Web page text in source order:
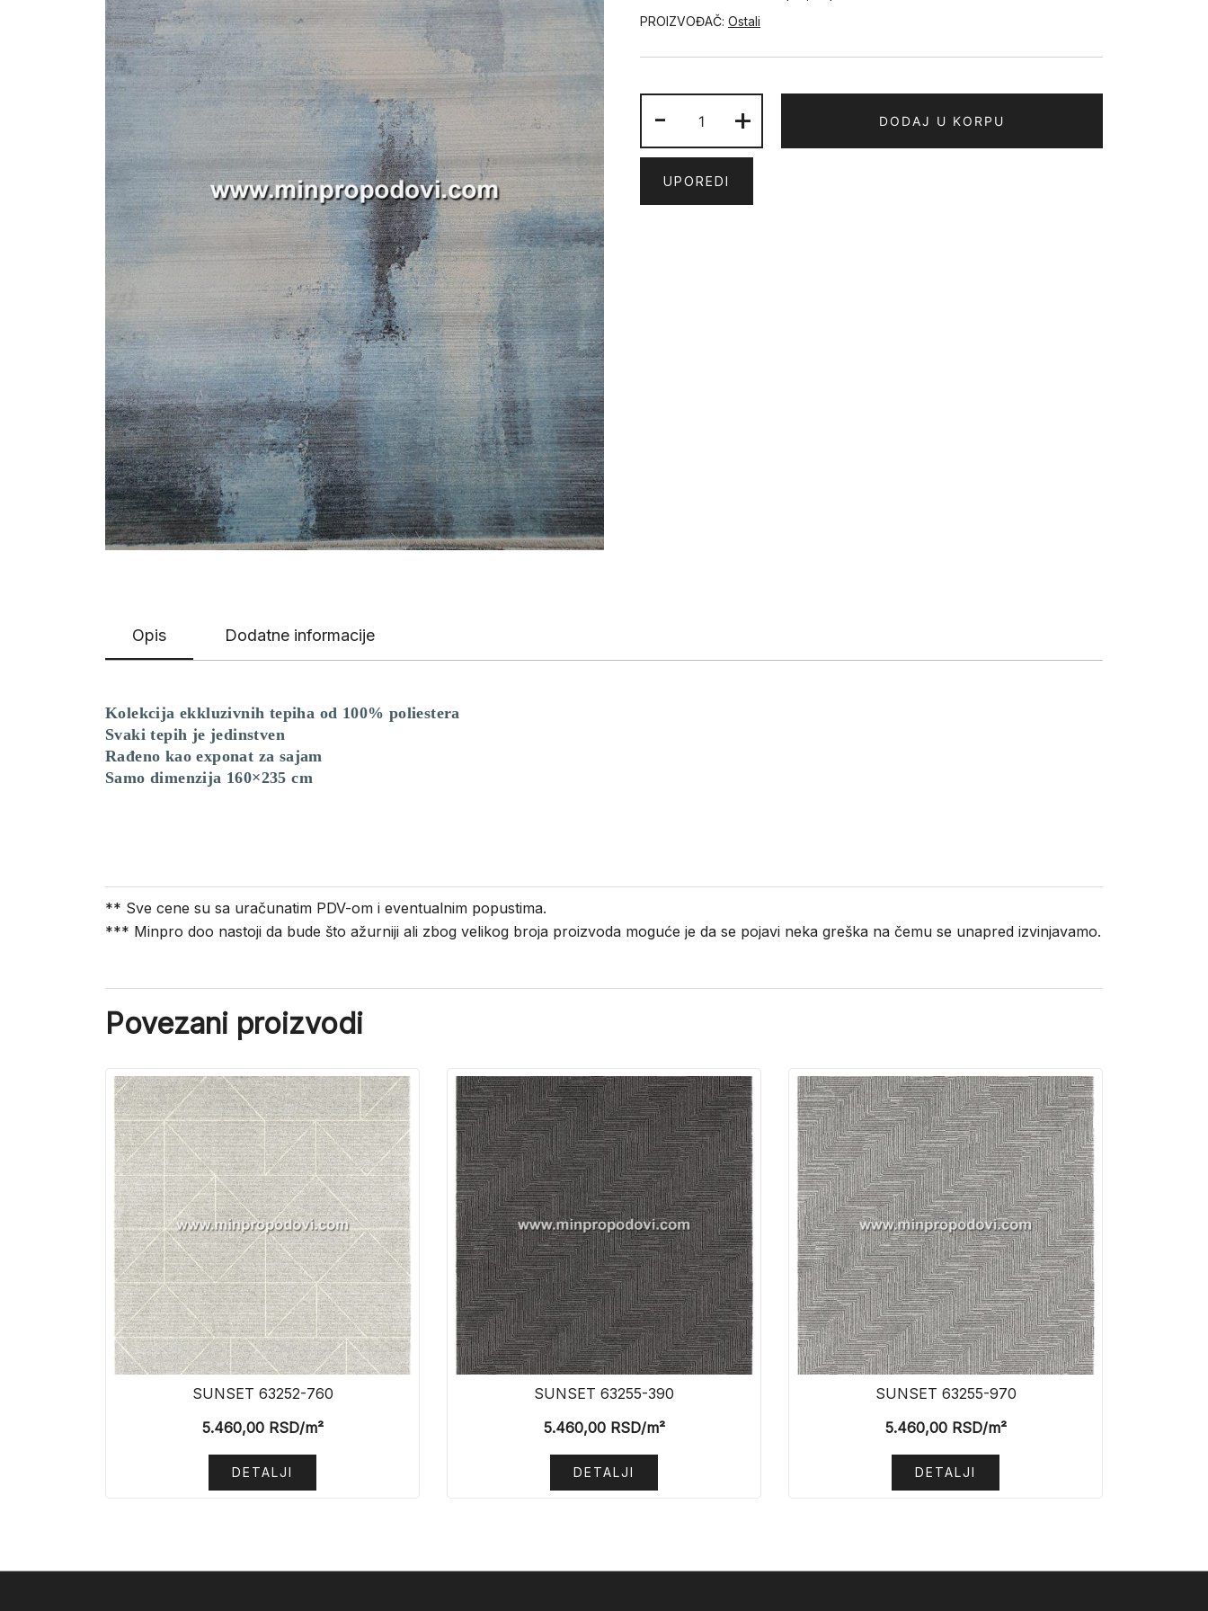
PROIZVOĐAČ: Ostali
-
količina
+ DODAJ U KORPU
UPOREDI
Opis Dodatne informacije
Kolekcija ekkluzivnih tepiha od 100% poliestera
Svaki tepih je jedinstven
Rađeno kao exponat za sajam
Samo dimenzija 160×235 cm
** Sve cene su sa uračunatim PDV-om i eventualnim popustima.
*** Minpro doo nastoji da bude što ažurniji ali zbog velikog broja proizvoda moguće je da se pojavi neka greška na čemu se unapred izvinjavamo.
Povezani proizvodi
SUNSET 63252-760
5.460,00RSD/m²
DETALJI
SUNSET 63255-390
5.460,00RSD/m²
DETALJI
SUNSET 63255-970
5.460,00RSD/m²
DETALJI